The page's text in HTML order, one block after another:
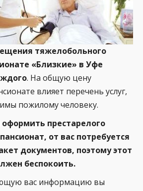
тяжелобольного
«Близкие» в Уфе
. На общую цену
влияет перечень услуг,
пожилому человеку.
престарелого
от вас потребуется
документов, поэтому этот
беспокоить.
вас информацию вы